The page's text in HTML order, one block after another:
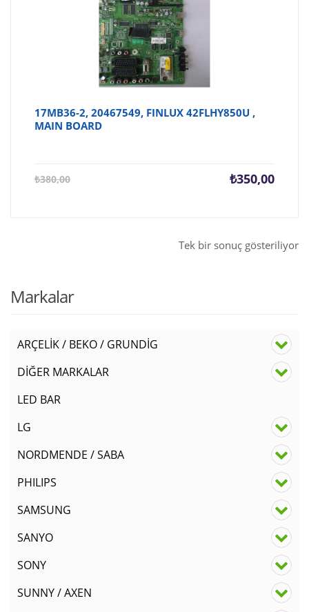
17MB36-2, 20467549, FINLUX 42FLHY850U ,
MAIN BOARD
₺380,00 ₺350,00
Şu
Tek bir sonuç gösteriliyor
Markalar
ARÇELİK / BEKO / GRUNDİG
DİĞER MARKALAR
LED BAR
LG
NORDMENDE / SABA
PHILIPS
SAMSUNG
SANYO
SONY
SUNNY / AXEN